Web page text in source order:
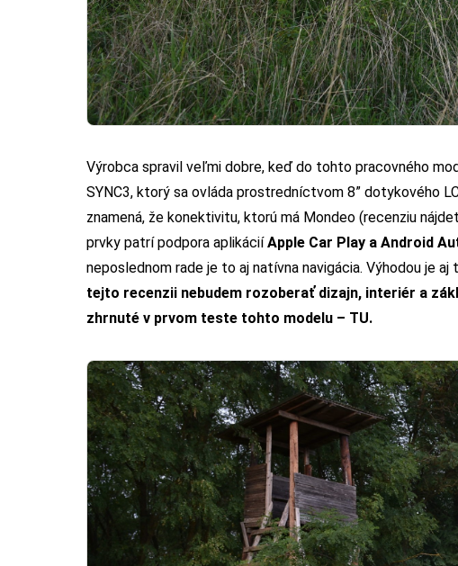
Výrobca spravil veľmi dobre, keď do tohto pracovného
SYNC3, ktorý sa ovláda prostredníctvom 8” dotykového
znamená, že konektivitu, ktorú má Mondeo (recenziu
prvky patrí podpora aplikáciíApple Car Play a Android
neposlednom rade je to aj natívna navigácia. Výhodou je
tejto recenzii nebudem rozoberať dizajn, interiér a
zhrnuté v prvom teste tohto modelu – TU.